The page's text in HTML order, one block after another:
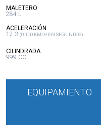
MALETERO
284 L
ACELERACIÓN
12.3 (0-100 KM/H EN SEGUNDOS)
CILINDRADA:
999 CC
EQUIPAMIENTO